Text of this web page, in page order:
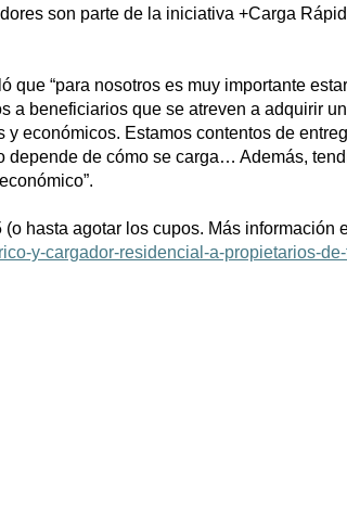
son parte de la iniciativa +Carga
“para nosotros es muy importante
beneficiarios que se atreven a adquirir
económicos. Estamos contentos de
de cómo se carga… Además,
hasta agotar los cupos. Más información
y-cargador-residencial-a-propietarios-